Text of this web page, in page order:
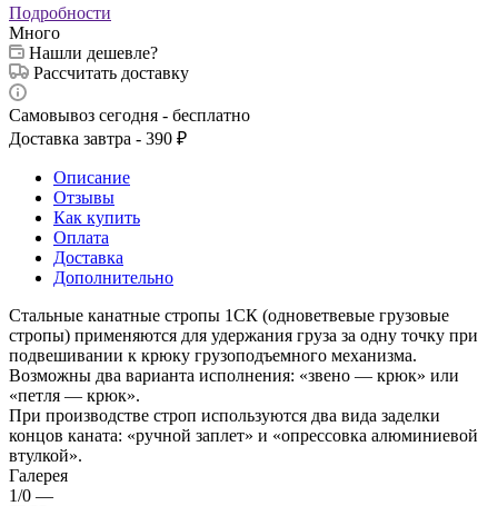
Подробности
Много
Нашли дешевле?
Рассчитать доставку
Самовывоз сегодня - бесплатно
Доставка завтра - 390 ₽
Описание
Отзывы
Как купить
Оплата
Доставка
Дополнительно
Стальные канатные стропы 1СК (одноветвевые грузовые
стропы) применяются для удержания груза за одну точку при
подвешивании к крюку грузоподъемного механизма.
Возможны два варианта исполнения: «звено — крюк» или
«петля — крюк».
При производстве строп используются два вида заделки
концов каната: «ручной заплет» и «опрессовка алюминиевой
втулкой».
Галерея
1/0 —